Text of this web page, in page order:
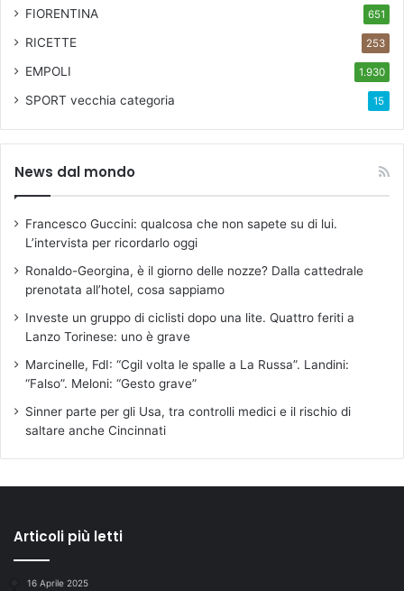
FIORENTINA 651
RICETTE 253
EMPOLI 1.930
SPORT vecchia categoria 15
News dal mondo
Francesco Guccini: qualcosa che non sapete su di lui.
L’intervista per ricordarlo oggi
Ronaldo-Georgina, è il giorno delle nozze? Dalla cattedrale
prenotata all’hotel, cosa sappiamo
Investe un gruppo di ciclisti dopo una lite. Quattro feriti a
Lanzo Torinese: uno è grave
Marcinelle, FdI: “Cgil volta le spalle a La Russa”. Landini:
“Falso”. Meloni: “Gesto grave”
Sinner parte per gli Usa, tra controlli medici e il rischio di
saltare anche Cincinnati
Articoli più letti
16 Aprile 2025